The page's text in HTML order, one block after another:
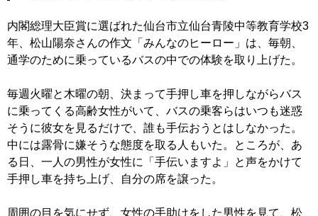
内閣総理大臣賞に選ばれた仙台市立仙台青陵中等教育学校3
年、松山陽奈さんの作文「みんなのヒーロー」は、毎朝、
通学のために乗っているバスの中での体験を取り上げた。
毎週火曜と木曜の朝、決まって手押し車を押しながらバス
に乗ってくる高齢女性がいて、バスの乗客らはいつも迷惑
そうに彼女を見るだけで、誰も手伝おうとはしなかった。
中には露骨に嫌そうな態度を取る人もいた。ところが、あ
る日、一人の男性が女性に「手伝いますよ」と声をかけて
手押し車を持ち上げ、自分の席を譲った。
周囲の目を気にせず、女性の手助けをした男性を見て、松